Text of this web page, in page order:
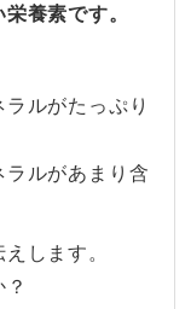
養素です。
ルがたっぷり
ルがあまり含
します。